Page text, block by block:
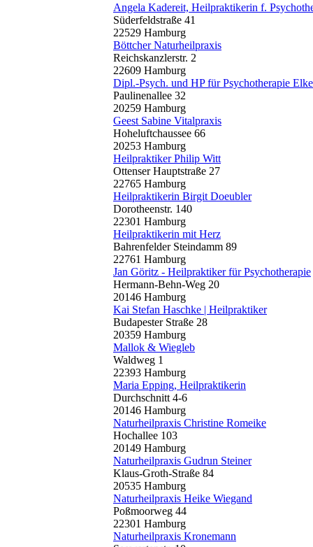
Angela Kadereit, Heilpraktikerin f.
Süderfeldstraße 41
22529 Hamburg
Böttcher Naturheilpraxis
Reichskanzlerstr. 2
22609 Hamburg
Dipl.-Psych. und HP für Psychotherapie
Paulinenallee 32
20259 Hamburg
Geest Sabine Vitalpraxis
Hoheluftchaussee 66
20253 Hamburg
Heilpraktiker Philip Witt
Ottenser Hauptstraße 27
22765 Hamburg
Heilpraktikerin Birgit Doeubler
Dorotheenstr. 140
22301 Hamburg
Heilpraktikerin mit Herz
Bahrenfelder Steindamm 89
22761 Hamburg
Jan Göritz - Heilpraktiker für Psychotherapie
Hermann-Behn-Weg 20
20146 Hamburg
Kai Stefan Haschke | Heilpraktiker
Budapester Straße 28
20359 Hamburg
Mallok & Wiegleb
Waldweg 1
22393 Hamburg
Maria Epping, Heilpraktikerin
Durchschnitt 4-6
20146 Hamburg
Naturheilpraxis Christine Romeike
Hochallee 103
20149 Hamburg
Naturheilpraxis Gudrun Steiner
Klaus-Groth-Straße 84
20535 Hamburg
Naturheilpraxis Heike Wiegand
Poßmoorweg 44
22301 Hamburg
Naturheilpraxis Kronemann